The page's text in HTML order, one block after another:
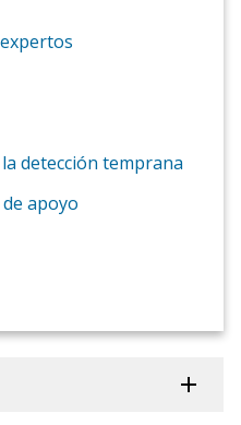
detección temprana
apoyo